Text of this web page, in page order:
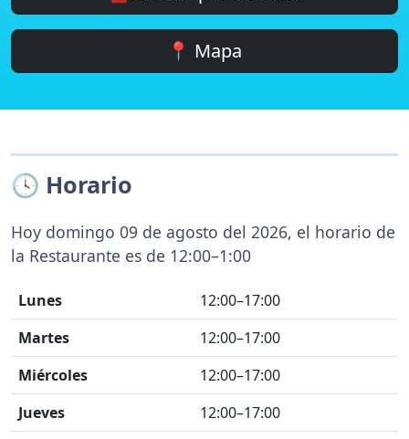
📍 Mapa
🕓 Horario
Hoy domingo 09 de agosto del 2026, el horario de
la Restaurante es de 12:00–1:00
Lunes
12:00–17:00
Martes
12:00–17:00
Miércoles
12:00–17:00
Jueves
12:00–17:00